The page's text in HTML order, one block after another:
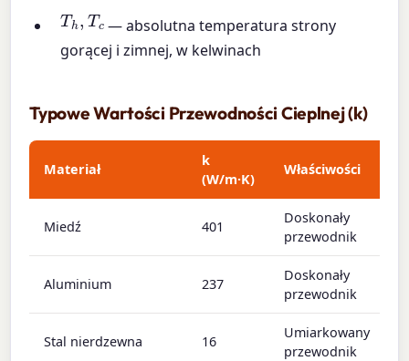
Th Tc — absolutna temperatura strony
gorącej i zimnej, w kelwinach
Typowe Wartości Przewodności Cieplnej (k)
Materiał
k
(W/m·K)
Właściwości
Miedź 401
Doskonały
przewodnik
Aluminium 237
Doskonały
przewodnik
Stal nierdzewna 16
Umiarkowany
przewodnik